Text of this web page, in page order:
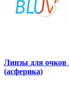
Линзы для
(асферика)